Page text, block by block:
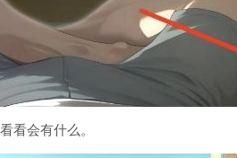
看会有什么。